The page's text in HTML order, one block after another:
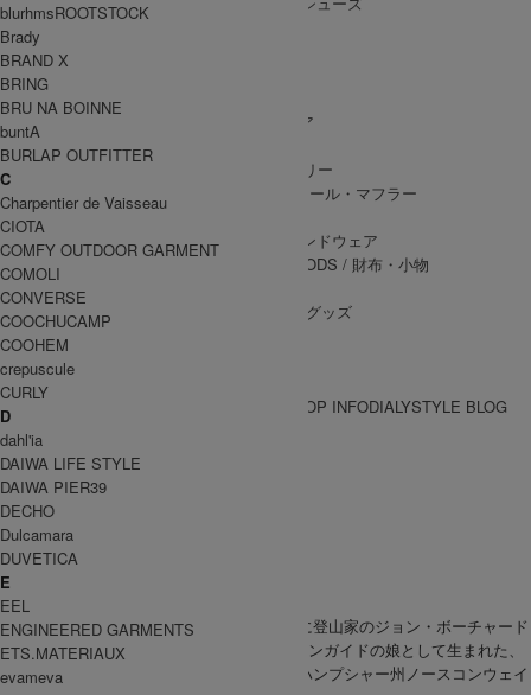
GOODS
GOODS ALL ITEM
/ 帽子・ヘッドウェア
BAG
ACCESSARY
/ アクセサリー
/ ストール・マフラー
LEG WEAR
HAND WEAR
/ 手袋・ハンドウェア
WALLET&GENERAL GOODS / 財布・小物
/ その他グッズ
BRAND一覧
BRAND一覧
SHOP INFODIALYSTYLE BLOG
WILD THINGS
ワイルドシングス
WILD THINGS(ワイルドシングス)は1981年に登山家のジョン・ボーチャード
とフランスのシャモニーで代々続くマウンテンガイドの娘として生まれた、
マリー・ムニエによって、アメリカ ニューハンプシャー州ノースコンウェイ
blurhmsROOTSTOCK
Brady
BRAND X
BRING
BRU NA BOINNE
buntA
BURLAP OUTFITTER
C
Charpentier de Vaisseau
CIOTA
COMFY OUTDOOR GARMENT
COMOLI
CONVERSE
COOCHUCAMP
COOHEM
crepuscule
CURLY
D
dahl'ia
DAIWA LIFE STYLE
DAIWA PIER39
DECHO
Dulcamara
DUVETICA
E
EEL
ENGINEERED GARMENTS
ETS.MATERIAUX
evameva